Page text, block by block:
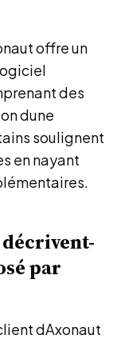
offre un
des
dune
soulignent
en nayant
par
dAxonaut